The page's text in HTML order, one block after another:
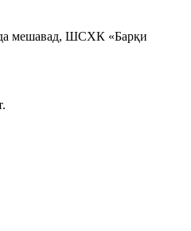
мешавад, ШСХК «Барқи